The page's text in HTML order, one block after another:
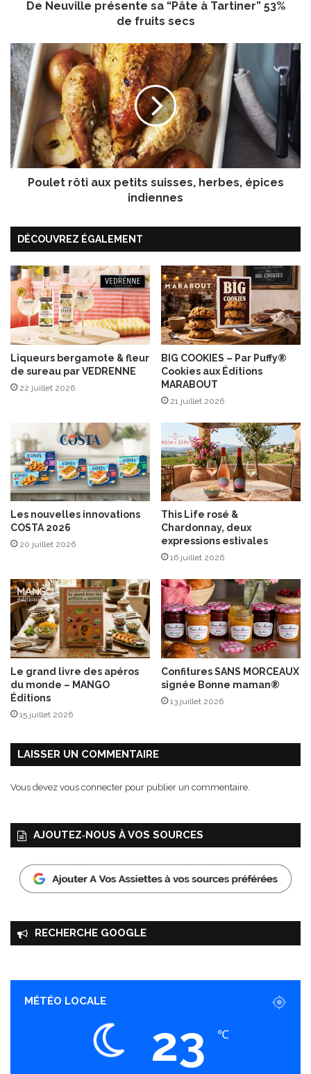
é
s
e
e
s
a
“
e
T
a
r
i
n
e
r
”
5
e
f
r
u
i
t
s
s
s
De Neuville présente sa “Pâte à Tartiner” 53%
de fruits secs
P
o
u
l
t
r
ô
t
x
e
t
i
s
s
u
i
s
s
h
e
r
b
e
s
,
é
c
e
s
n
i
e
n
Poulet rôti aux petits suisses, herbes, épices
indiennes
DÉCOUVREZ ÉGALEMENT
Liqueurs bergamote & fleur
de sureau par VEDRENNE
22 juillet 2026
BIG COOKIES – Par Puffy®
Cookies aux Éditions
MARABOUT
21 juillet 2026
Les nouvelles innovations
COSTA 2026
20 juillet 2026
This Life rosé &
Chardonnay, deux
expressions estivales
16 juillet 2026
Le grand livre des apéros
du monde – MANGO
Éditions
15 juillet 2026
Confitures SANS MORCEAUX
signée Bonne maman®
13 juillet 2026
LAISSER UN COMMENTAIRE
Vous devez vous connecter pour publier un commentaire.
AJOUTEZ‑NOUS À VOS SOURCES
RECHERCHE GOOGLE
MÉTÉO LOCALE
23 ℃